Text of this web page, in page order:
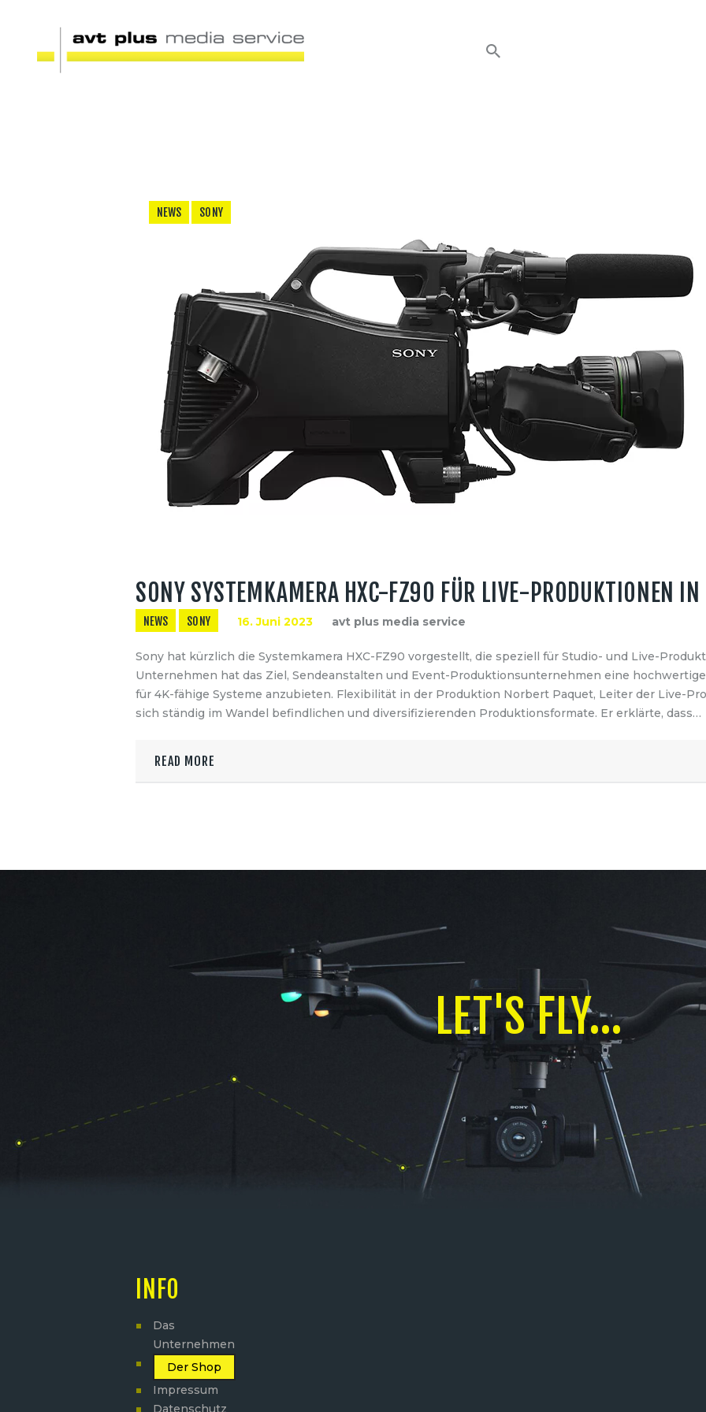
NEWS SONY
SONY SYSTEMKAMERA HXC-FZ90 FÜR LIVE-PRODUKTIONEN
NEWS SONY 16. Juni 2023 avt plus media service
Sony hat kürzlich die Systemkamera HXC-FZ90 vorgestellt, die speziell für Studio- und Live-
Unternehmen hat das Ziel, Sendeanstalten und Event-Produktionsunternehmen eine
für 4K-fähige Systeme anzubieten. Flexibilität in der Produktion Norbert Paquet, Leiter der Live-
sich ständig im Wandel befindlichen und diversifizierenden Produktionsformate. Er erklärte, dass…
READ MORE
LET'S FLY...
INFO
Das
Unternehmen
Der Shop
Impressum
Datenschutz